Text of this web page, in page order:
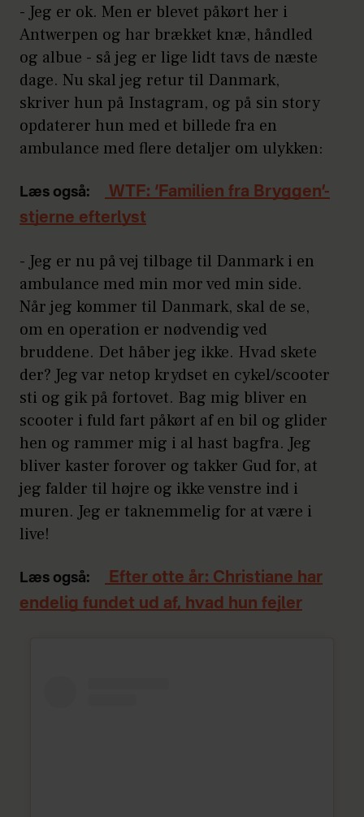
- Jeg er ok. Men er blevet påkørt her i
Antwerpen og har brækket knæ, håndled
og albue - så jeg er lige lidt tavs de næste
dage. Nu skal jeg retur til Danmark,
skriver hun på Instagram, og på sin story
opdaterer hun med et billede fra en
ambulance med flere detaljer om ulykken:
Læs også:
WTF: ‘Familien fra Bryggen’-
stjerne efterlyst
- Jeg er nu på vej tilbage til Danmark i en
ambulance med min mor ved min side.
Når jeg kommer til Danmark, skal de se,
om en operation er nødvendig ved
bruddene. Det håber jeg ikke. Hvad skete
der? Jeg var netop krydset en cykel/scooter
sti og gik på fortovet. Bag mig bliver en
scooter i fuld fart påkørt af en bil og glider
hen og rammer mig i al hast bagfra. Jeg
bliver kaster forover og takker Gud for, at
jeg falder til højre og ikke venstre ind i
muren. Jeg er taknemmelig for at være i
live!
Læs også:
Efter otte år: Christiane har
endelig fundet ud af, hvad hun fejler